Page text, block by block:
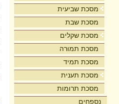
מסכת שביעית
מסכת שבת
מסכת שקלים
מסכת תמורה
מסכת תמיד
מסכת תענית
מסכת תרומות
נספחים